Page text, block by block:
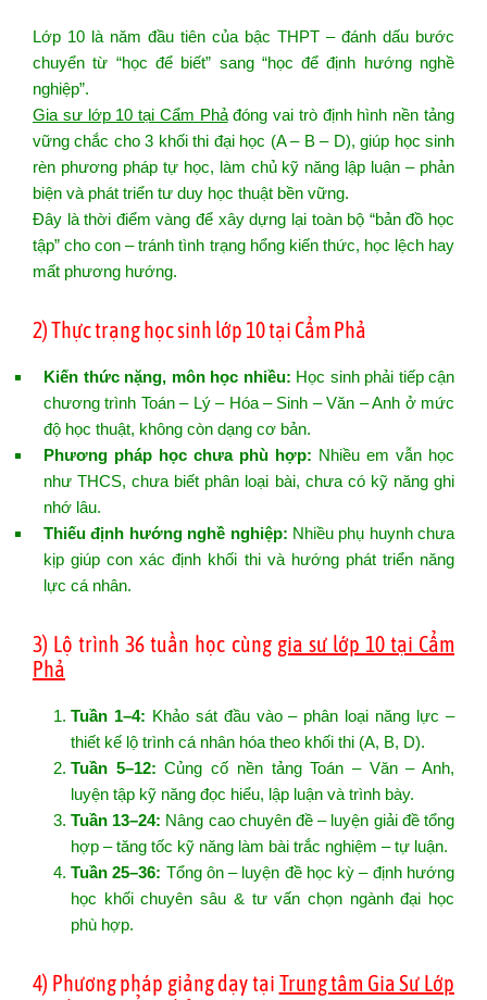
Lớp 10 là năm đầu tiên của bậc THPT – đánh dấu bước
chuyển từ “học để biết” sang “học để định hướng nghề
nghiệp”.
Gia sư lớp 10 tại Cẩm Phảđóng vai trò định hình nền tảng
vững chắc cho 3 khối thi đại học (A – B – D), giúp học sinh
rèn phương pháp tự học, làm chủ kỹ năng lập luận – phản
biện và phát triển tư duy học thuật bền vững.
Đây là thời điểm vàng để xây dựng lại toàn bộ “bản đồ học
tập” cho con – tránh tình trạng hổng kiến thức, học lệch hay
mất phương hướng.
2) Thực trạng học sinh lớp 10 tại Cẩm Phả
Kiến thức nặng, môn học nhiều: Học sinh phải tiếp cận
chương trình Toán – Lý – Hóa – Sinh – Văn – Anh ở mức
độ học thuật, không còn dạng cơ bản.
Phương pháp học chưa phù hợp: Nhiều em vẫn học
như THCS, chưa biết phân loại bài, chưa có kỹ năng ghi
nhớ lâu.
Thiếu định hướng nghề nghiệp: Nhiều phụ huynh chưa
kịp giúp con xác định khối thi và hướng phát triển năng
lực cá nhân.
3) Lộ trình 36 tuần học cùng gia sư lớp 10 tại Cẩm
Phả
Tuần 1–4: Khảo sát đầu vào – phân loại năng lực –
thiết kế lộ trình cá nhân hóa theo khối thi (A, B, D).
Tuần 5–12: Củng cố nền tảng Toán – Văn – Anh,
luyện tập kỹ năng đọc hiểu, lập luận và trình bày.
Tuần 13–24: Nâng cao chuyên đề – luyện giải đề tổng
hợp – tăng tốc kỹ năng làm bài trắc nghiệm – tự luận.
Tuần 25–36: Tổng ôn – luyện đề học kỳ – định hướng
học khối chuyên sâu & tư vấn chọn ngành đại học
phù hợp.
4) Phương pháp giảng dạy tại Trung tâm Gia Sư Lớp